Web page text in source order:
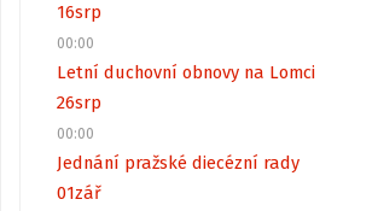
16srp
00:00
Letní duchovní obnovy na Lomci
26srp
00:00
Jednání pražské diecézní rady
01zář